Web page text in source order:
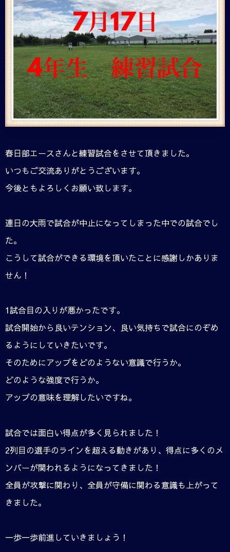
春日部エースさんと練習試合をさせて頂きました。
いつもご交流ありがとうございます。
今後ともよろしくお願い致します。
連日の大雨で試合が中止になってしまった中での試合でし
た。
こうして試合ができる環境を頂いたことに感謝しかありま
せん！
1試合目の入りが悪かったです。
試合開始から良いテンション、良い気持ちで試合にのぞめ
るようにしていきたいです。
そのためにアップをどのようない意識で行うか。
どのような強度で行うか。
アップの意味を理解したいですね。
試合では面白い得点が多く見られました！
2列目の選手のラインを超える動きがあり、得点に多くのメ
ンバーが関われるようになってきました！
全員が攻撃に関わり、全員が守備に関わる意識も上がって
きました。
一歩一歩前進していきましょう！